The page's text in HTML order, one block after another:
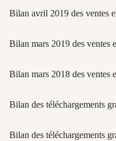
Bilan avril 2019 des ventes
Bilan mars 2019 des ventes
Bilan mars 2018 des ventes
Bilan des téléchargements
Bilan des téléchargements